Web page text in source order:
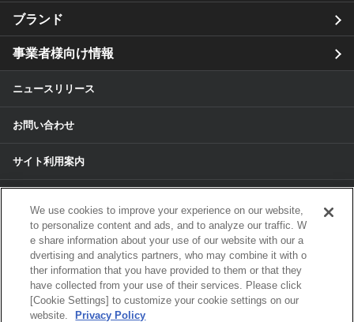
ブランド
事業者様向け情報
ニュースリリース
お問い合わせ
サイト利用案内
個人情報のお取扱いについて
各種サービスの個人情報保護方針
サイトマップ
We use cookies to improve your experience on our website,
to personalize content and ads, and to analyze our traffic. W
e share information about your use of our website with our a
dvertising and analytics partners, who may combine it with o
ther information that you have provided to them or that they
have collected from your use of their services. Please click
[Cookie Settings] to customize your cookie settings on our
website.
Privacy Policy